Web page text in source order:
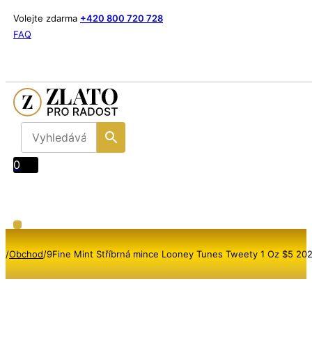
Volejte zdarma +420 800 720 728
FAQ
0
/Obchod/9Fine Mint Stříbrná mince Looney Tunes Tweety 1 Oz $5